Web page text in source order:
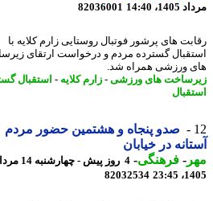
14:40
82036001
های پرشور فوتبال روستایی زارم کلایه با
گسترده مردم و درخواست ارتقای زیرساخت
ورزشی همراه شد.
های ورزشی -زارم کلایه-استقبال گسترده
صدو پنجاه و هشتمین حضور مردم
در خیابان
-فرهنگی-
4 روز پیش - چهارشنبه 14 مرداد
82032534